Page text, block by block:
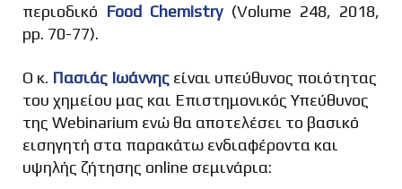
περιοδικό Food Chemistry (Volume 248, 2018,
pp. 70-77).
Ο κ. Πασιάς Ιωάννης είναι υπεύθυνος ποιότητας
του χημείου μας και Επιστημονικός Υπεύθυνος
της Webinarium ενώ θα αποτελέσει το βασικό
εισηγητή στα παρακάτω ενδιαφέροντα και
υψηλής ζήτησης online σεμινάρια:
Όνομα